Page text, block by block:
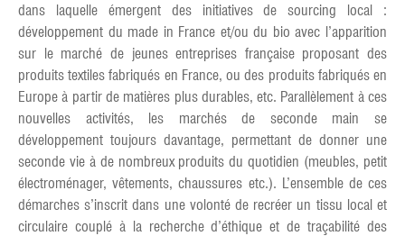
dans laquelle émergent des initiatives de sourcing local :
développement du made in France et/ou du bio avec l’apparition
sur le marché de jeunes entreprises française proposant des
produits textiles fabriqués en France, ou des produits fabriqués en
Europe à partir de matières plus durables, etc. Parallèlement à ces
nouvelles activités, les marchés de seconde main se
développement toujours davantage, permettant de donner une
seconde vie à de nombreux produits du quotidien (meubles, petit
électroménager, vêtements, chaussures etc.). L’ensemble de ces
démarches s’inscrit dans une volonté de recréer un tissu local et
circulaire couplé à la recherche d’éthique et de traçabilité des